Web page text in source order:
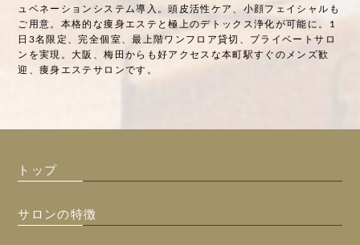
ュベネーションシステム導入。頭皮活性ケア、小顔フェイシャルも
ご用意。本格的な痩身エステと極上のデトックス浄化が可能に。1
日3名限定、完全個室、最上階ワンフロア貸切、プライベートサロ
ンを実現。大阪、梅田からも好アクセスな本町駅すぐのメンズ歓
迎、痩身エステサロンです。
トップ
サロンの特徴